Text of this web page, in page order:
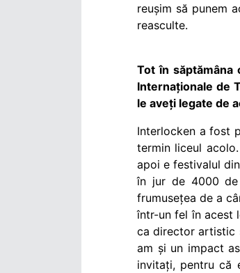
reușim să punem
reasculte.
Tot în
Internaționale de
le aveți legate de
Interlocken a fost
termin liceul
apoi e festivalul
în jur de 4000 de
frumusețea de a
într-un fel în acest
ca director artistic
am și un impact
invitați, pentru că